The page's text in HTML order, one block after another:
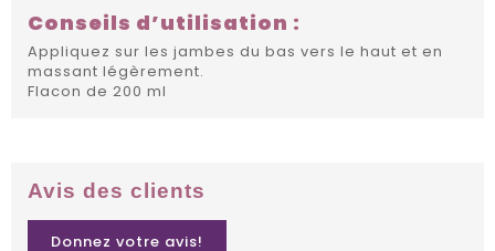
Conseils d’utilisation :
Appliquez sur les jambes du bas vers le haut et en
massant légèrement.
Flacon de 200 ml
Avis des clients
Donnez votre avis!